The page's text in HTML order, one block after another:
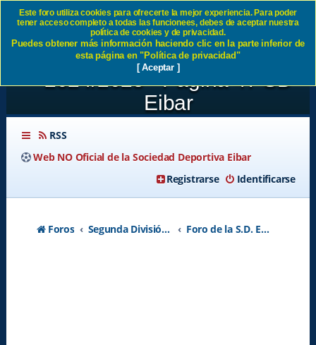
NUESTROS RIVALES EN
SEGUNDA - TEMPORADA
2024/2025 - Página 47 SD
Eibar
RSS
Web NO Oficial de la Sociedad Deportiva Eibar
Identificarse
Registrarse
Foros Segunda División A - Temporada 2026-2027 Foro de la S.D. Eibar
Este foro utiliza cookies para ofrecerte la mejor experiencia. Para poder
tener acceso completo a todas las funcionees, debes de aceptar nuestra
política de cookies y de privacidad.
Puedes obtener más información haciendo clic en la parte inferior de
esta página en "Política de privacidad"
[ Aceptar ]